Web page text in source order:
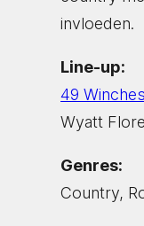
invloeden.
Line-up:
49
Wyatt
Genres:
Country,